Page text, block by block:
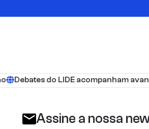
Debates do LIDE acompanham
Assine a nossa